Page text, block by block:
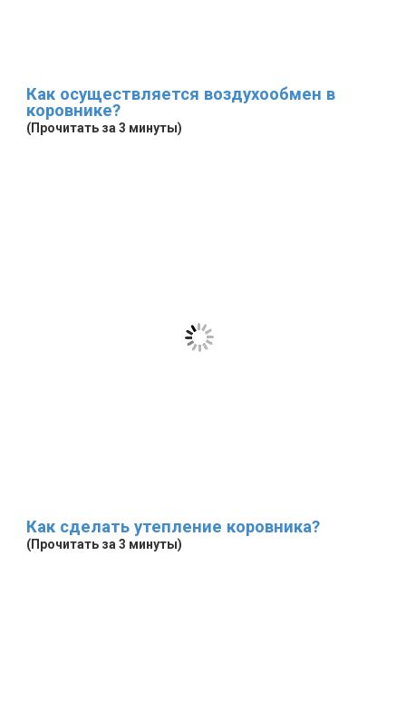
Как осуществляется воздухообмен в
коровнике?
(Прочитать за 3 минуты)
Как сделать утепление коровника?
(Прочитать за 3 минуты)